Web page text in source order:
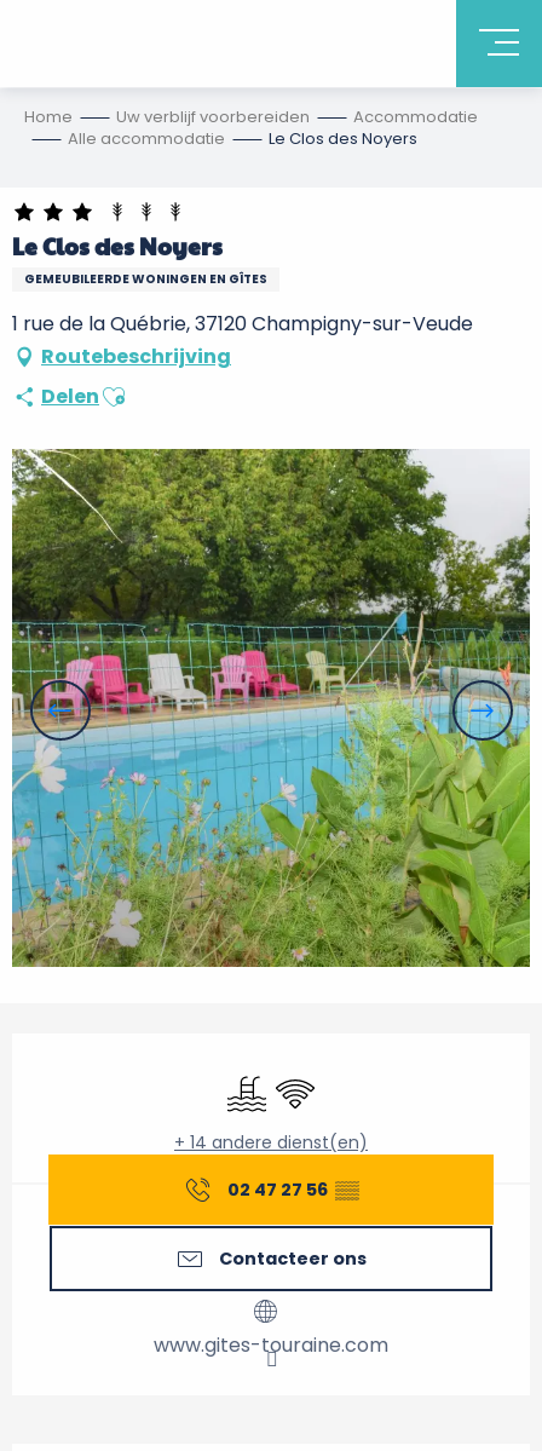
Home Uw verblijf voorbereiden
Accommodatie
Alle accommodatie
Le Clos des Noyers
Le Clos des Noyers
GEMEUBILEERDE WONINGEN EN GÎTES
1 rue de la Québrie, 37120 Champigny-sur-Veude
Routebeschrijving
DelenAjouter aux favoris
Zwembad
Wifi
+ 14 andere dienst(en)
02 47 27 56 ▒▒
Contacteer ons
www.gites-touraine.com